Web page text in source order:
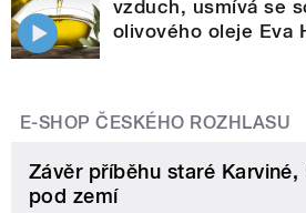
vzduch, usmívá se
olivového oleje Eva
E-SHOP ČESKÉHO ROZHLASU
Závěr příběhu staré
pod zemí